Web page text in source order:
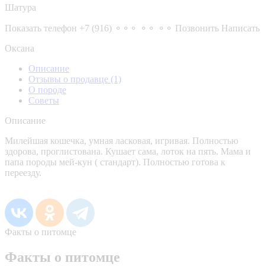
Шатура
Показать телефон +7 (916) ⚬⚬⚬ ⚬⚬ ⚬⚬ Позвонить Написать
Оксана
Описание
Отзывы о продавце (1)
О породе
Советы
Описание
Милейшая кошечка, умная ласковая, игривая. Полностью
здорова, проглистована. Кушает сама, лоток на пять. Мама и
папа породы мей-кун ( стандарт). Полностью готова к
переезду.
Факты о питомце
Факты о питомце